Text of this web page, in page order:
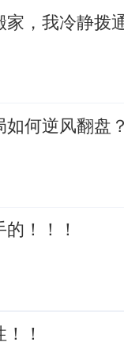
，我冷静拨
何逆风翻盘？
！！！
！